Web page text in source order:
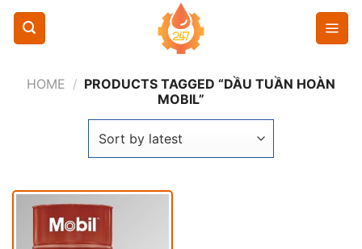
Chuyển
nội
HOME / PRODUCTS TAGGED “DẦU TUẦN HOÀN
MOBIL”